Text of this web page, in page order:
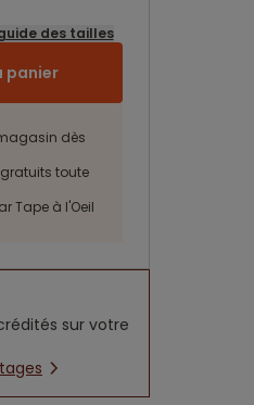
des tailles
panier
dès
toute
Tape à l'Oeil
sur votre